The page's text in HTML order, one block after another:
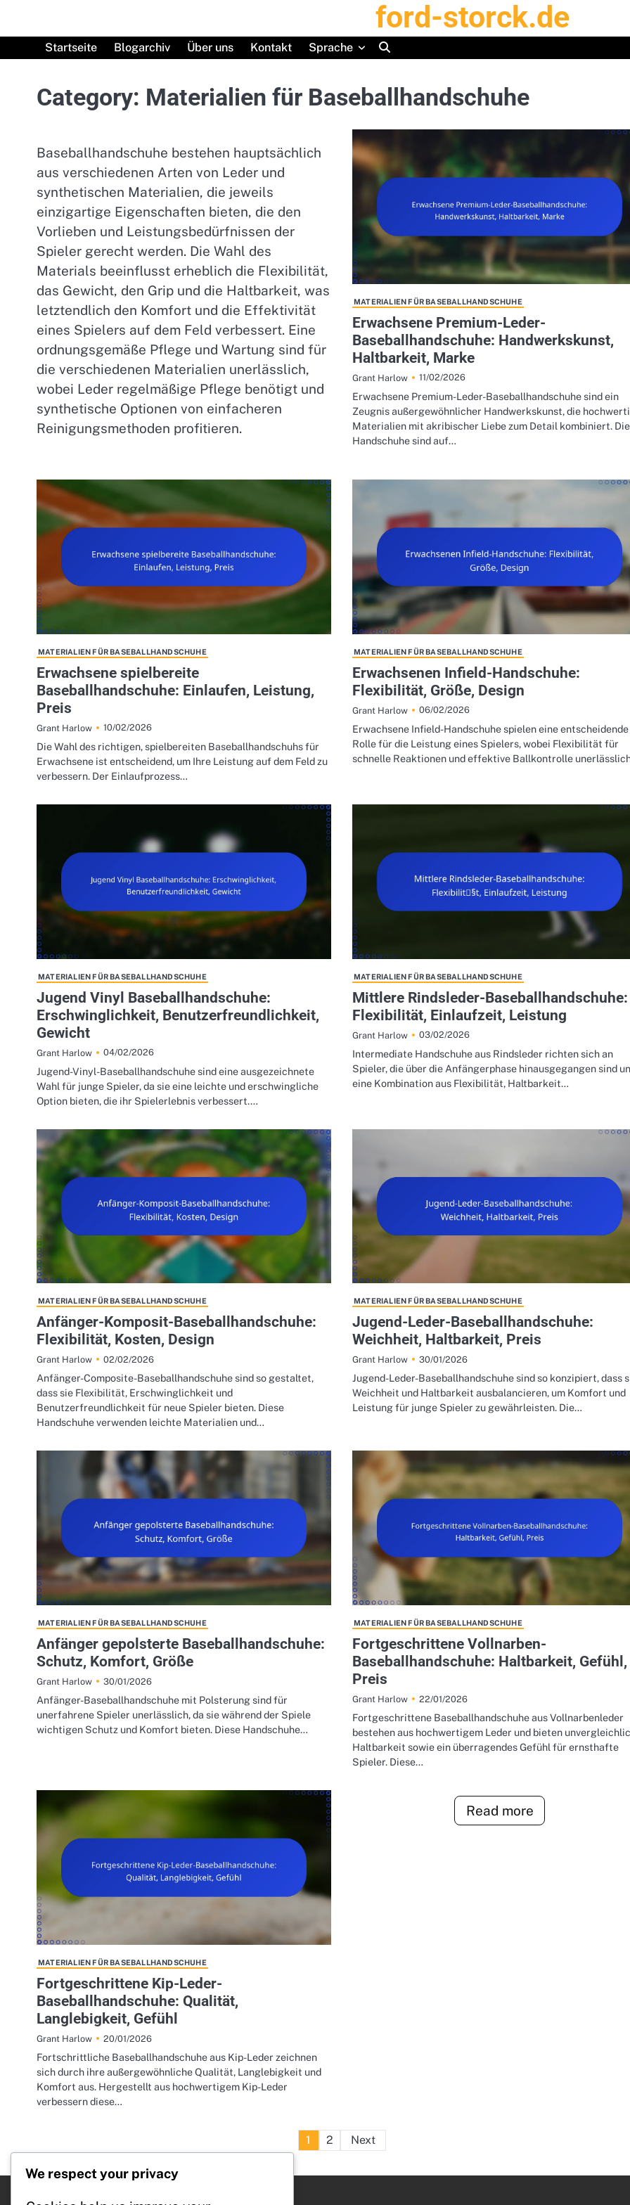
content
ford-storck.de
Startseite Blogarchiv Über uns Kontakt Sprache
Category: Materialien für Baseballhandschuhe
Baseballhandschuhe bestehen hauptsächlich
aus verschiedenen Arten von Leder und
synthetischen Materialien, die jeweils
einzigartige Eigenschaften bieten, die den
Vorlieben und Leistungsbedürfnissen der
Spieler gerecht werden. Die Wahl des
Materials beeinflusst erheblich die Flexibilität,
das Gewicht, den Grip und die Haltbarkeit, was
letztendlich den Komfort und die Effektivität
eines Spielers auf dem Feld verbessert. Eine
ordnungsgemäße Pflege und Wartung sind für
die verschiedenen Materialien unerlässlich,
wobei Leder regelmäßige Pflege benötigt und
synthetische Optionen von einfacheren
Reinigungsmethoden profitieren.
MATERIALIEN FÜR BASEBALLHANDSCHUHE
Erwachsene Premium-Leder-
Baseballhandschuhe: Handwerkskunst,
Haltbarkeit, Marke
Grant Harlow 11/02/2026
Erwachsene Premium-Leder-Baseballhandschuhe sind ein
Zeugnis außergewöhnlicher Handwerkskunst, die
Materialien mit akribischer Liebe zum Detail kombiniert.
Handschuhe sind auf…
MATERIALIEN FÜR BASEBALLHANDSCHUHE
Erwachsene spielbereite
Baseballhandschuhe: Einlaufen, Leistung,
Preis
Grant Harlow 10/02/2026
Die Wahl des richtigen, spielbereiten Baseballhandschuhs für
Erwachsene ist entscheidend, um Ihre Leistung auf dem Feld zu
verbessern. Der Einlaufprozess…
MATERIALIEN FÜR BASEBALLHANDSCHUHE
Erwachsenen Infield-Handschuhe:
Flexibilität, Größe, Design
Grant Harlow 06/02/2026
Erwachsene Infield-Handschuhe spielen eine entscheidende
Rolle für die Leistung eines Spielers, wobei Flexibilität für
schnelle Reaktionen und effektive Ballkontrolle
MATERIALIEN FÜR BASEBALLHANDSCHUHE
Jugend Vinyl Baseballhandschuhe:
Erschwinglichkeit, Benutzerfreundlichkeit,
Gewicht
Grant Harlow 04/02/2026
Jugend-Vinyl-Baseballhandschuhe sind eine ausgezeichnete
Wahl für junge Spieler, da sie eine leichte und erschwingliche
Option bieten, die ihr Spielerlebnis verbessert.…
MATERIALIEN FÜR BASEBALLHANDSCHUHE
Mittlere Rindsleder-Baseballhandschuhe:
Flexibilität, Einlaufzeit, Leistung
Grant Harlow 03/02/2026
Intermediate Handschuhe aus Rindsleder richten sich an
Spieler, die über die Anfängerphase hinausgegangen sind
eine Kombination aus Flexibilität, Haltbarkeit…
MATERIALIEN FÜR BASEBALLHANDSCHUHE
Anfänger-Komposit-Baseballhandschuhe:
Flexibilität, Kosten, Design
Grant Harlow 02/02/2026
Anfänger-Composite-Baseballhandschuhe sind so gestaltet,
dass sie Flexibilität, Erschwinglichkeit und
Benutzerfreundlichkeit für neue Spieler bieten. Diese
Handschuhe verwenden leichte Materialien und…
MATERIALIEN FÜR BASEBALLHANDSCHUHE
Jugend-Leder-Baseballhandschuhe:
Weichheit, Haltbarkeit, Preis
Grant Harlow 30/01/2026
Jugend-Leder-Baseballhandschuhe sind so konzipiert, dass
Weichheit und Haltbarkeit ausbalancieren, um Komfort und
Leistung für junge Spieler zu gewährleisten. Die…
MATERIALIEN FÜR BASEBALLHANDSCHUHE
Anfänger gepolsterte Baseballhandschuhe:
Schutz, Komfort, Größe
Grant Harlow 30/01/2026
Anfänger-Baseballhandschuhe mit Polsterung sind für
unerfahrene Spieler unerlässlich, da sie während der Spiele
wichtigen Schutz und Komfort bieten. Diese Handschuhe…
MATERIALIEN FÜR BASEBALLHANDSCHUHE
Fortgeschrittene Vollnarben-
Baseballhandschuhe: Haltbarkeit, Gefühl,
Preis
Grant Harlow 22/01/2026
Fortgeschrittene Baseballhandschuhe aus Vollnarbenleder
bestehen aus hochwertigem Leder und bieten
Haltbarkeit sowie ein überragendes Gefühl für ernsthafte
Spieler. Diese…
MATERIALIEN FÜR BASEBALLHANDSCHUHE
Fortgeschrittene Kip-Leder-
Baseballhandschuhe: Qualität,
Langlebigkeit, Gefühl
Grant Harlow 20/01/2026
Fortschrittliche Baseballhandschuhe aus Kip-Leder zeichnen
sich durch ihre außergewöhnliche Qualität, Langlebigkeit und
Komfort aus. Hergestellt aus hochwertigem Kip-Leder
verbessern diese…
Read more
Posts
1 2 Next
We respect your privacy